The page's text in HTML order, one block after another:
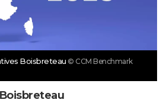
Boisbreteau © CCM Benchmark